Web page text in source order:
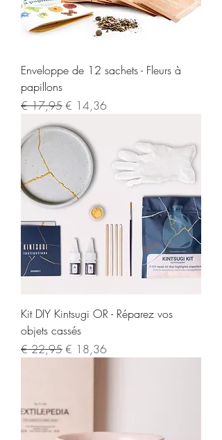
Enveloppe de 12 sachets - Fleurs à
papillons
Normale prijs
€ 17,95Verkoopprijs
€ 14,36
Kit DIY Kintsugi OR - Réparez vos
objets cassés
Normale prijs
€ 22,95Verkoopprijs
€ 18,36